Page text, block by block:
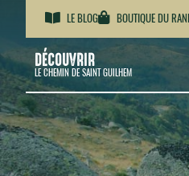
LE BLOG BOUTIQUE DU
DÉCOUVRIR
LE CHEMIN DE SAINT GUILHEM